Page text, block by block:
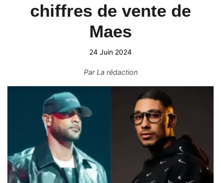
chiffres de vente de
Maes
24 Juin 2024
ParLa rédaction